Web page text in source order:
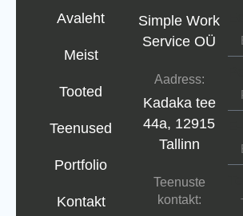
Avaleht
Meist
Tooted
Teenused
Portfolio
Kontakt
Simple Work
Service OÜ
Aadress:
Kadaka tee
44a, 12915
Tallinn
Teenuste
kontakt: